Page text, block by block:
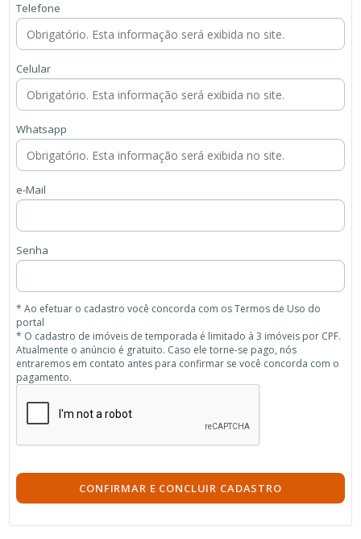
Telefone
Celular
Whatsapp
e-Mail
Senha
* Ao efetuar o cadastro você concorda com os Termos de Uso do
portal
* O cadastro de imóveis de temporada é limitado à 3 imóveis por CPF.
Atualmente o anúncio é gratuito. Caso ele torne-se pago, nós
entraremos em contato antes para confirmar se você concorda com o
pagamento.
CONFIRMAR E CONCLUIR CADASTRO